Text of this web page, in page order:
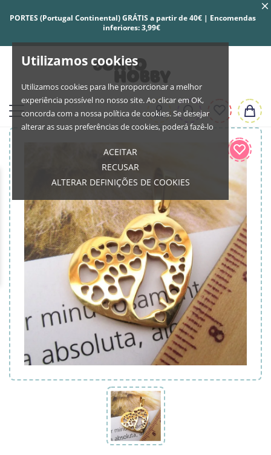
Utilizamos cookies
Utilizamos cookies para lhe proporcionar a melhor
experiência possível no nosso site. Ao clicar em OK,
concorda com a nossa política de cookies. Se desejar
alterar as suas preferências de cookies, poderá fazê-lo
ACEITAR
RECUSAR
ALTERAR DEFINIÇÕES DE COOKIES
PORTES (Portugal Continental) GRÁTIS a partir de 40€ | Encomendas
inferiores: 3,99€